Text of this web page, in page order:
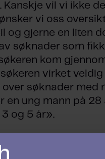
vil vi ikke
vi oss
og gjerne en liten
søknader som
kom
virket veldig
søknader med
en ung mann på 28
og 5 år».
prøver å se
det tror jeg vi